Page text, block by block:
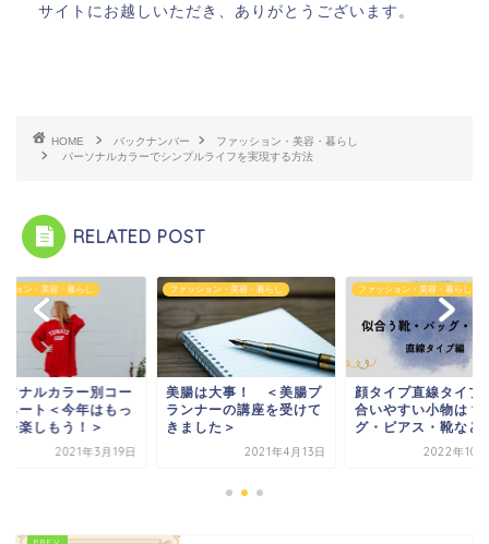
サイトにお越しいただき、ありがとうございます。
HOME バックナンバー
ファッション・美容・暮らし
パーソナルカラーでシンプルライフを実現する方法
RELATED POST
ファッション・美容・暮らし
美腸は大事！ ＜美腸プ
ランナーの講座を受けて
きました＞
2021年4月13日
ファッション・美容・暮らし
顔タイプ直線タイプに似
合いやすい小物は？バッ
グ・ピアス・靴など
2022年10月25日
ファッション・美容・
パーソナルカ
ディネート＜
と色を楽しも